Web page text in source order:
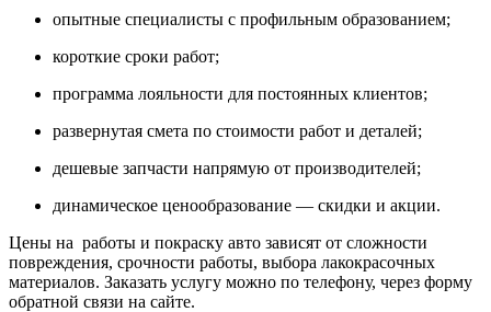
опытные специалисты с профильным образованием;
короткие сроки работ;
программа лояльности для постоянных клиентов;
развернутая смета по стоимости работ и деталей;
дешевые запчасти напрямую от производителей;
динамическое ценообразование — скидки и акции.
Цены на работы и покраску авто зависят от сложности
повреждения, срочности работы, выбора лакокрасочных
материалов. Заказать услугу можно по телефону, через форму
обратной связи на сайте.